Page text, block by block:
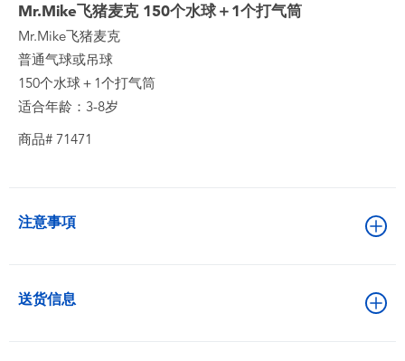
玩具促销
玩具清货
Mr.Mike飞猪麦克 150个水球＋1个打气筒
Mr.Mike飞猪麦克
普通气球或吊球
150个水球＋1个打气筒
适合年龄：3-8岁
商品# 71471
注意事項
送货信息